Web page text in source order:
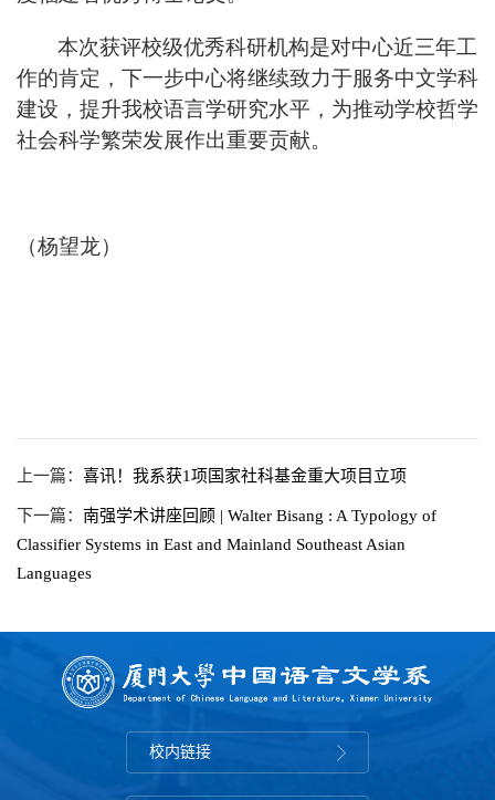
本次获评校级优秀科研机构是对中心近三年工
作的肯定，下一步中心将继续致力于服务中文学科
建设，提升我校语言学研究水平，为推动学校哲学
社会科学繁荣发展作出重要贡献。
（杨望龙）
上一篇： 喜讯！我系获1项国家社科基金重大项目立项
下一篇： 南强学术讲座回顾 | Walter Bisang : A Typology of
Classifier Systems in East and Mainland Southeast Asian
Languages
校内链接